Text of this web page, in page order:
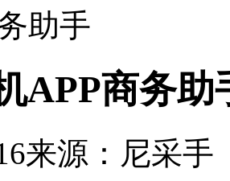
助手
APP商务助
来源：尼采手